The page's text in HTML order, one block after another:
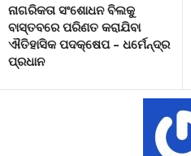
ନାଗରିକତା ସଂଶୋଧନ ବିଲକୁ
ବାସ୍ତବରେ ପରିଣତ କରାଯିବା
ଐତିହାସିକ ପଦକ୍ଷେପ – ଧର୍ମେନ୍ଦ୍ର
ପ୍ରଧାନ